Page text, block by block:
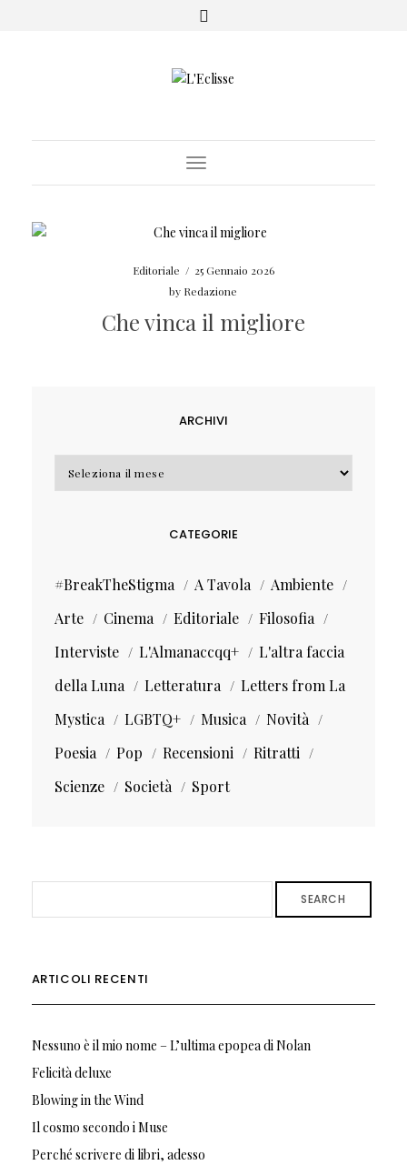
Toggle Navigation
Editoriale / 25 Gennaio 2026
by Redazione
Che vinca il migliore
ARCHIVI
Archivi
CATEGORIE
#BreakTheStigma A Tavola
Ambiente
Arte
Cinema Editoriale
Filosofia
Interviste
L'Almanaccqq+
L'altra faccia
della Luna
Letteratura
Letters from La
Mystica
LGBTQ+ Musica
Novità
Poesia
Pop Recensioni
Ritratti
Scienze
Società Sport
SEARCH
ARTICOLI RECENTI
Nessuno è il mio nome – L’ultima epopea di Nolan
Felicità deluxe
Blowing in the Wind
Il cosmo secondo i Muse
Perché scrivere di libri, adesso